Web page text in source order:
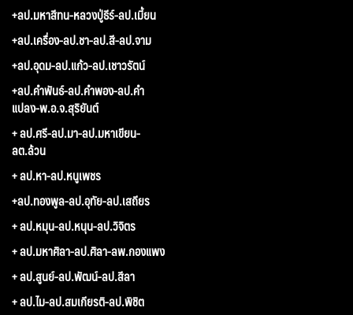
+ลป.มหาสีทน-หลวงปู่ธีร์-ลป.เมี้ยน
+ลป.เครื่อง-ลป.ชา-ลป.สี-ลป.จาม
+ลป.อุดม-ลป.แก้ว-ลป.เชาวรัตน์
+ลป.คำพันธ์-ลป.คำพอง-ลป.คำ
แปลง-พ.อ.จ.สุริยันต์
+ ลป.ศรี-ลป.มา-ลป.มหาเขียน-
ลต.ล้วน
+ ลป.หา-ลป.หนูเพชร
+ลป.ทองพูล-ลป.อุทัย-ลป.เสถียร
+ ลป.หมุน-ลป.หนุน-ลป.วิจิตร
+ ลป.มหาศิลา-ลป.ศิลา-ลพ.กองแพง
+ ลป.สูนย์-ลป.พัฒน์-ลป.สีลา
+ ลป.ไม-ลป.สมเกียรติ-ลป.พิชิต